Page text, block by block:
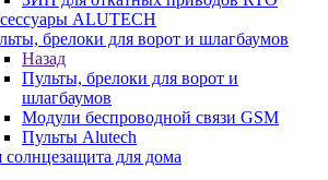
ALUTECH
брелоки для ворот и шлагбаумов
Назад
Пульты, брелоки для ворот и
шлагбаумов
Модули беспроводной связи GSM
Пульты Alutech
для дома